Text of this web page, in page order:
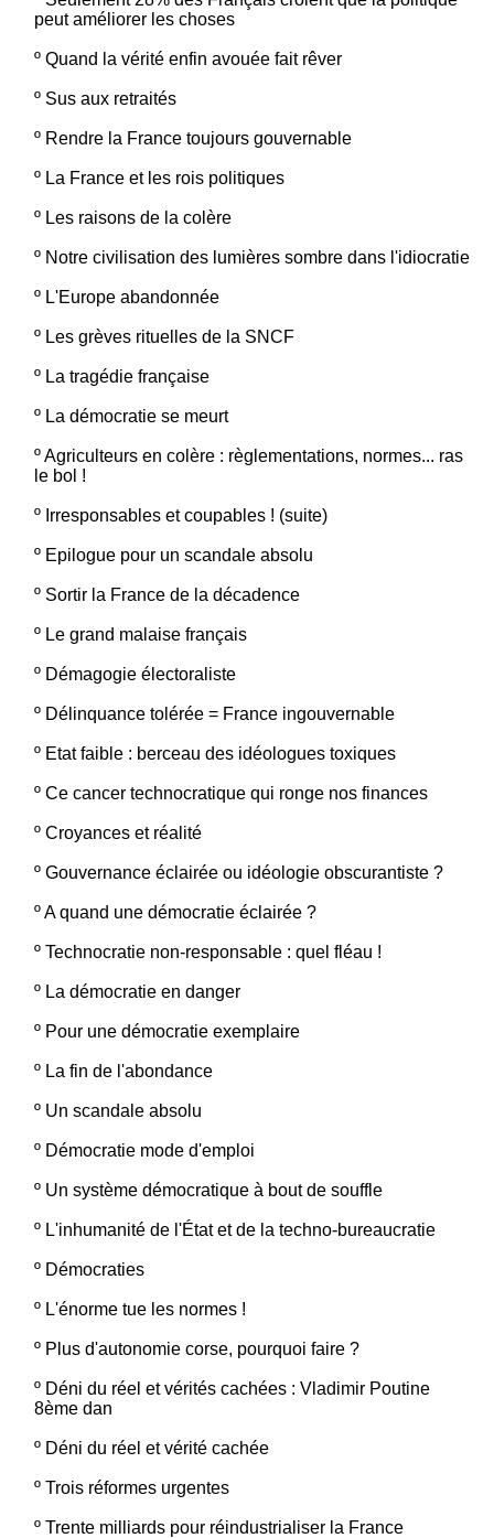
peut améliorer les choses
º Quand la vérité enfin avouée fait rêver
º Sus aux retraités
º Rendre la France toujours gouvernable
º La France et les rois politiques
º Les raisons de la colère
º Notre civilisation des lumières sombre dans l'idiocratie
º L'Europe abandonnée
º Les grèves rituelles de la SNCF
º La tragédie française
º La démocratie se meurt
ºAgriculteurs en colère : règlementations, normes... ras
le bol !
º Irresponsables et coupables ! (suite)
º Epilogue pour un scandale absolu
º Sortir la France de la décadence
º Le grand malaise français
º Démagogie électoraliste
º Délinquance tolérée = France ingouvernable
º Etat faible : berceau des idéologues toxiques
º Ce cancer technocratique qui ronge nos finances
º Croyances et réalité
º Gouvernance éclairée ou idéologie obscurantiste ?
ºA quand une démocratie éclairée ?
º Technocratie non-responsable : quel fléau !
º La démocratie en danger
º Pour une démocratie exemplaire
º La fin de l'abondance
º Un scandale absolu
º Démocratie mode d'emploi
º Un système démocratique à bout de souffle
º L'inhumanité de l'État et de la techno-bureaucratie
º Démocraties
º L'énorme tue les normes !
º Plus d'autonomie corse, pourquoi faire ?
º Déni du réel et vérités cachées : Vladimir Poutine
8ème dan
º Déni du réel et vérité cachée
º Trois réformes urgentes
º Trente milliards pour réindustrialiser la France